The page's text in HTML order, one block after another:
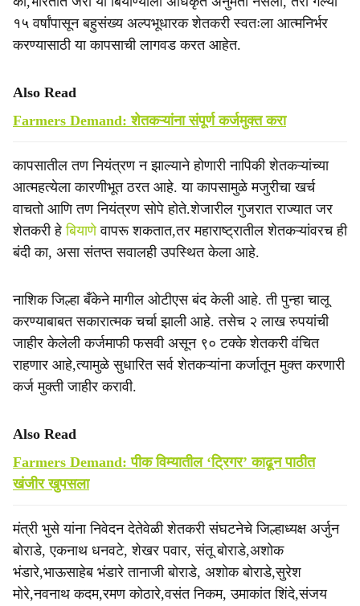
१५ वर्षांपासून बहुसंख्य अल्पभूधारक शेतकरी स्वतःला आत्मनिर्भर
करण्यासाठी या कापसाची लागवड करत आहेत.
Also Read
Farmers Demand: शेतकऱ्यांना संपूर्ण कर्जमुक्त करा
कापसातील तण नियंत्रण न झाल्याने होणारी नापिकी शेतकऱ्यांच्या
आत्महत्येला कारणीभूत ठरत आहे. या कापसामुळे मजुरीचा खर्च
वाचतो आणि तण नियंत्रण सोपे होते.शेजारील गुजरात राज्यात जर
शेतकरी हेबियाणेवापरू शकतात,तर महाराष्ट्रातील शेतकऱ्यांवरच ही
बंदी का, असा संतप्त सवालही उपस्थित केला आहे.
नाशिक जिल्हा बँकेने मागील ओटीएस बंद केली आहे. ती पुन्हा चालू
करण्याबाबत सकारात्मक चर्चा झाली आहे. तसेच २ लाख रुपयांची
जाहीर केलेली कर्जमाफी फसवी असून ९० टक्के शेतकरी वंचित
राहणार आहे,त्यामुळे सुधारित सर्व शेतकऱ्यांना कर्जातून मुक्त करणारी
कर्ज मुक्ती जाहीर करावी.
Also Read
Farmers Demand: पीक विम्यातील ‘ट्रिगर’ काढून पाठीत
खंजीर खुपसला
मंत्री भुसे यांना निवेदन देतेवेळी शेतकरी संघटनेचे जिल्हाध्यक्ष अर्जुन
बोराडे, एकनाथ धनवटे, शेखर पवार, संतू बोराडे,अशोक
भंडारे,भाऊसाहेब भंडारे तानाजी बोराडे, अशोक बोराडे,सुरेश
मोरे,नवनाथ कदम,रमण कोठारे,वसंत निकम, उमाकांत शिंदे,संजय